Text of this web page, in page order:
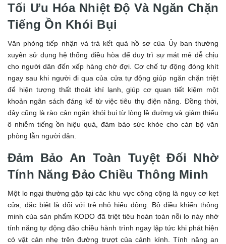
Tối Ưu Hóa Nhiệt Độ Và Ngăn Chặn
Tiếng Ồn Khói Bụi
Văn phòng tiếp nhận và trả kết quả hồ sơ của Ủy ban thường
xuyên sử dụng hệ thống điều hòa để duy trì sự mát mẻ dễ chịu
cho người dân đến xếp hàng chờ đợi. Cơ chế tự động đóng khít
ngay sau khi người đi qua của cửa tự động giúp ngăn chặn triệt
để hiện tượng thất thoát khí lạnh, giúp cơ quan tiết kiệm một
khoản ngân sách đáng kể từ việc tiêu thụ điện năng. Đồng thời,
đây cũng là rào cản ngăn khói bụi từ lòng lề đường và giảm thiểu
ô nhiễm tiếng ồn hiệu quả, đảm bảo sức khỏe cho cán bộ văn
phòng lẫn người dân.
Đảm Bảo An Toàn Tuyệt Đối Nhờ
Tính Năng Đảo Chiều Thông Minh
Một lo ngại thường gặp tại các khu vực công cộng là nguy cơ kẹt
cửa, đặc biệt là đối với trẻ nhỏ hiếu động. Bộ điều khiển thông
minh của sản phẩm KODO đã triệt tiêu hoàn toàn nỗi lo này nhờ
tính năng tự động đảo chiều hành trình ngay lập tức khi phát hiện
có vật cản nhẹ trên đường trượt của cánh kính. Tính năng an